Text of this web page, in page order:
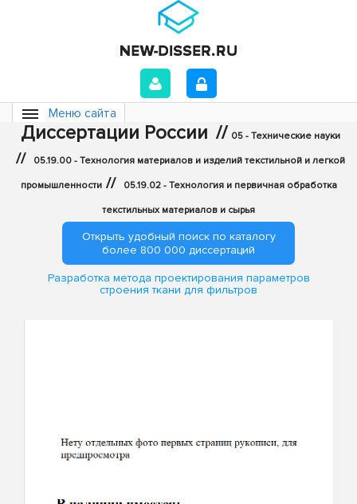
Меню сайта
Диссертации России // 05 - Технические науки
// 05.19.00 - Технология материалов и изделий текстильной и легкой
промышленности // 05.19.02 - Технология и первичная обработка
текстильных материалов и сырья
Открыть удобный поиск по каталогу
более 800 000 диссертаций
Разработка метода проектирования параметров
строения ткани для фильтров